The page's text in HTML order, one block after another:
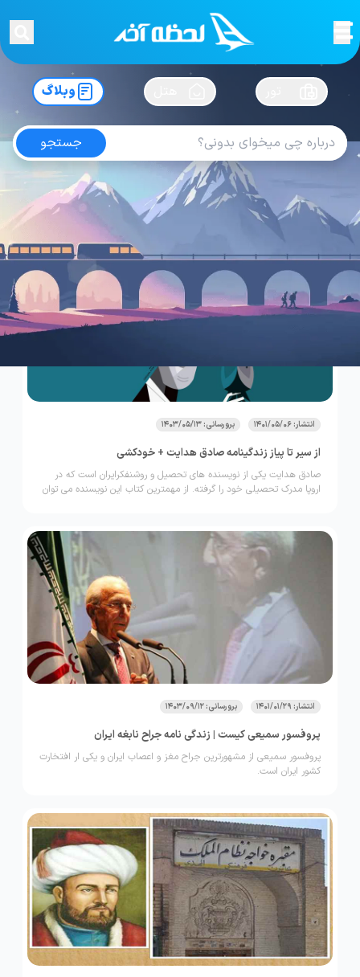
لحظه آخرسفرت رو بساز !
وبلاگ
جستجو
آخرین های مشاهیر
انتشار: 1401/05/06 برورسانی: 1403/05/13
از سیر تا پیاز زندگینامه صادق هدایت + خودکشی
صادق هدایت یکی از نویسنده های تحصیل و روشنفکرایران است که در
اروپا مدرک تحصیلی خود را گرفته. از مهمترین کتاب این نویسنده می توان
انتشار: 1401/01/29 برورسانی: 1403/09/12
پروفسور سمیعی کیست | زندگی نامه جراح نابغه ایران
پروفسور سمیعی از مشهورترین جراح مغز و اعصاب ایران و یکی ار افتخارت
کشور ایران است.